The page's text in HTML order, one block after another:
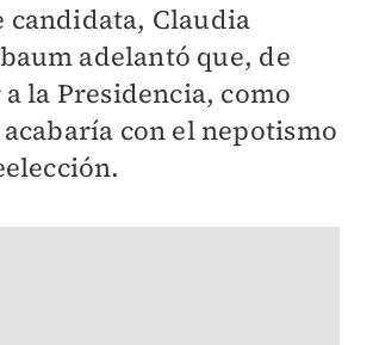
candidata, Claudia
adelantó que, de
la Presidencia, como
con el nepotismo